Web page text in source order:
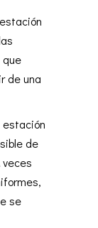
de una
de
se